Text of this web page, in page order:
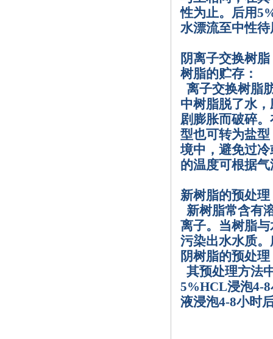
性为止。后用
水漂流至中性待
阴离子交换树脂
树脂的贮存：
离子交换树脂
中树脂脱了水
剧膨胀而破碎
型也可转为盐
境中，避免过
的温度可根据
新树脂的预处理
新树脂常含有
离子。当树脂
污染出水水质
阴树脂的预处理
其预处理方法
5%HCL浸泡4-8
液浸泡4-8小时